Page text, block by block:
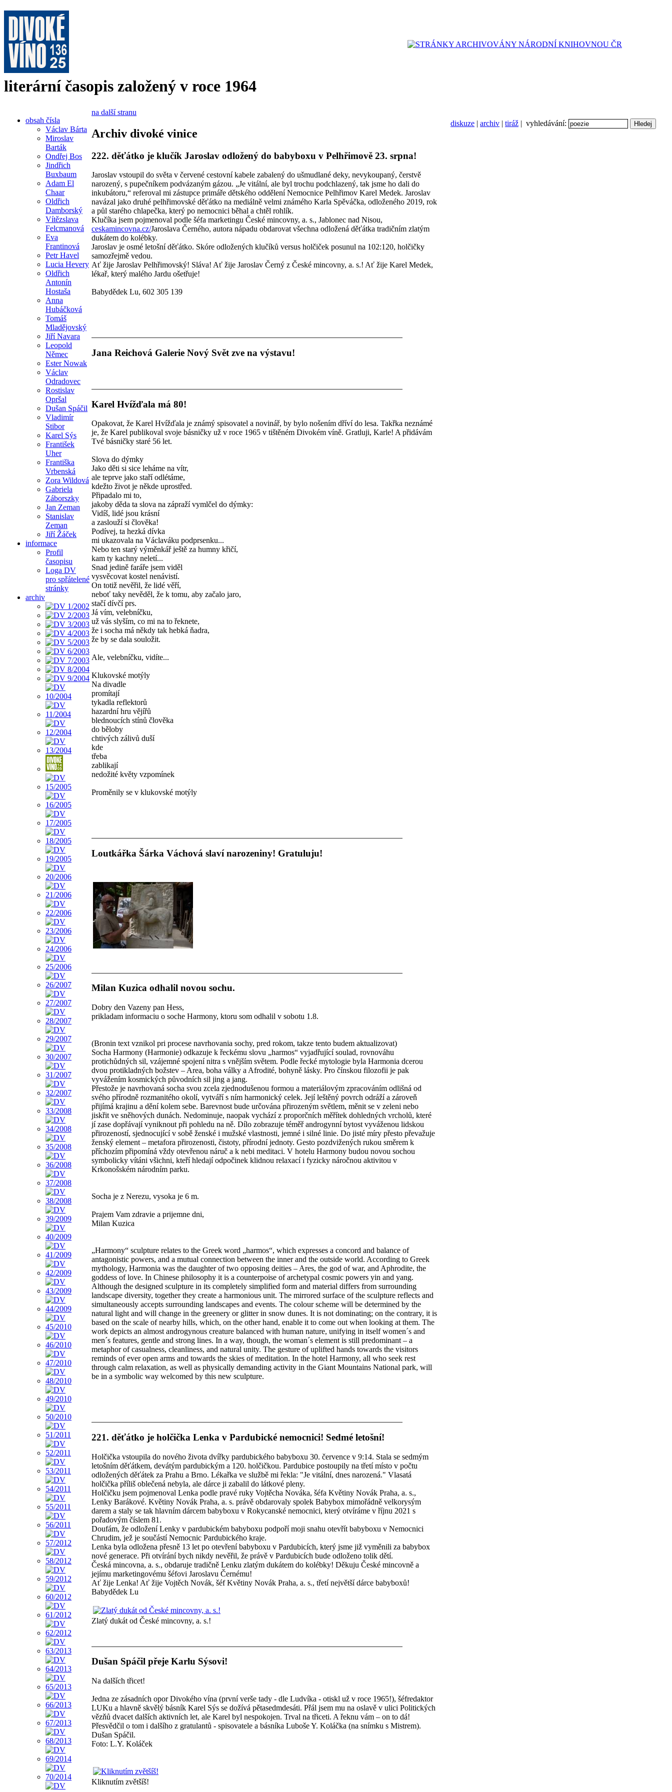
literární časopis založený v roce 1964
diskuze | archiv | tiráž | vyhledávání:
obsah čísla
Václav Bárta
Miroslav
Barták
Ondřej Bos
Jindřich
Buxbaum
Adam El
Chaar
Oldřich
Damborský
Vítězslava
Felcmanová
Eva
Frantinová
Petr Havel
Lucia Hevery
Oldřich
Antonín
Hostaša
Anna
Hubáčková
Tomáš
Mladějovský
Jiří Navara
Leopold
Němec
Ester Nowak
Václav
Odradovec
Rostislav
Opršal
Dušan Spáčil
Vladimír
Stibor
Karel Sýs
František
Uher
Františka
Vrbenská
Zora Wildová
Gabriela
Záborszky
Jan Zeman
Stanislav
Zeman
Jiří Žáček
informace
Profil
časopisu
Loga DV
pro spřátelené
stránky
archiv
na další stranu
Archiv divoké vinice
222. děťátko je klučík Jaroslav odložený do babyboxu v Pelhřimově 23. srpna!
Jaroslav vstoupil do světa v červené cestovní kabele zabalený do ušmudlané deky, nevykoupaný, čerstvě
narozený, s pupečníkem podvázaným gázou. „Je vitální, ale byl trochu podchlazený, tak jsme ho dali do
inkubátoru,“ referoval mi zástupce primáře dětského oddělení Nemocnice Pelhřimov Karel Medek. Jaroslav
navázal jako druhé pelhřimovské děťátko na mediálně velmi známého Karla Spěváčka, odloženého 2019, rok
a půl starého chlapečka, který po nemocnici běhal a chtěl rohlík.
Klučíka jsem pojmenoval podle šéfa marketingu České mincovny, a. s., Jablonec nad Nisou,
ceskamincovna.cz/Jaroslava Černého, autora nápadu obdarovat všechna odložená děťátka tradičním zlatým
dukátem do kolébky.
Jaroslav je osmé letošní děťátko. Skóre odložených klučíků versus holčiček posunul na 102:120, holčičky
samozřejmě vedou.
Ať žije Jaroslav Pelhřimovský! Sláva! Ať žije Jaroslav Černý z České mincovny, a. s.! Ať žije Karel Medek,
lékař, který malého Jardu ošetřuje!
Babydědek Lu, 602 305 139
Jana Reichová Galerie Nový Svět zve na výstavu!
Karel Hvížďala má 80!
Opakovat, že Karel Hvížďala je známý spisovatel a novinář, by bylo nošením dříví do lesa. Takřka neznámé
je, že Karel publikoval svoje básničky už v roce 1965 v tištěném Divokém víně. Gratluji, Karle! A přidávám
Tvé básničky staré 56 let.
Slova do dýmky
Jako děti si sice leháme na vítr,
ale teprve jako staří odlétáme,
kdežto život je někde uprostřed.
Připadalo mi to,
jakoby děda ta slova na zápraží vymlčel do dýmky:
Vidíš, lidé jsou krásní
a zaslouží si člověka!
Podívej, ta hezká dívka
mi ukazovala na Václaváku podprsenku...
Nebo ten starý výměnkář ještě za humny křičí,
kam ty kachny neletí...
Snad jedině faráře jsem viděl
vysvěcovat kostel nenávistí.
On totiž nevěřil, že lidé věří,
neboť taky nevěděl, že k tomu, aby začalo jaro,
stačí dívčí prs.
Já vím, velebníčku,
už vás slyším, co mi na to řeknete,
že i socha má někdy tak hebká ňadra,
že by se dala souložit.
Ale, velebníčku, vidíte...
Klukovské motýly
Na divadle
promítají
tykadla reflektorů
hazardní hru vějířů
blednoucích stínů člověka
do běloby
chtivých zálivů duší
kde
třeba
zablikají
nedožité květy vzpomínek
Proměnily se v klukovské motýly
Loutkářka Šárka Váchová slaví narozeniny! Gratuluju!
Milan Kuzica odhalil novou sochu.
Dobry den Vazeny pan Hess,
prikladam informaciu o soche Harmony, ktoru som odhalil v sobotu 1.8.
(Bronin text vznikol pri procese navrhovania sochy, pred rokom, takze tento budem aktualizovat)
Socha Harmony (Harmonie) odkazuje k řeckému slovu „harmos“ vyjadřující soulad, rovnováhu
protichůdných sil, vzájemné spojení nitra s vnějším světem. Podle řecké mytologie byla Harmonia dcerou
dvou protikladných božstev – Area, boha války a Afrodité, bohyně lásky. Pro čínskou filozofii je pak
vyvážením kosmických původních sil jing a jang.
Přestože je navrhovaná socha svou zcela zjednodušenou formou a materiálovým zpracováním odlišná od
svého přírodně rozmanitého okolí, vytváří s ním harmonický celek. Její leštěný povrch odráží a zároveň
přijímá krajinu a dění kolem sebe. Barevnost bude určována přirozeným světlem, měnit se v zeleni nebo
jiskřit ve sněhových dunách. Nedominuje, naopak vychází z proporčních měřítek dohledných vrcholů, které
jí zase dopřávají vyniknout při pohledu na ně. Dílo zobrazuje téměř androgynní bytost vyváženou lidskou
přirozeností, sjednocující v sobě ženské i mužské vlastnosti, jemné i silné linie. Do jisté míry přesto převažuje
ženský element – metafora přirozenosti, čistoty, přírodní jednoty. Gesto pozdvižených rukou směrem k
příchozím připomíná vždy otevřenou náruč a k nebi meditaci. V hotelu Harmony budou novou sochou
symbolicky vítáni všichni, kteří hledají odpočinek klidnou relaxací i fyzicky náročnou aktivitou v
Krkonošském národním parku.
Socha je z Nerezu, vysoka je 6 m.
Prajem Vam zdravie a prijemne dni,
Milan Kuzica
„Harmony“ sculpture relates to the Greek word „harmos“, which expresses a concord and balance of
antagonistic powers, and a mutual connection between the inner and the outside world. According to Greek
mythology, Harmonia was the daughter of two opposing deities – Ares, the god of war, and Aphrodite, the
goddess of love. In Chinese philosophy it is a counterpoise of archetypal cosmic powers yin and yang.
Although the designed sculpture in its completely simplified form and material differs from surrounding
landscape diversity, together they create a harmonious unit. The mirrored surface of the sculpture reflects and
simultaneously accepts surrounding landscapes and events. The colour scheme will be determined by the
natural light and will change in the greenery or glitter in snow dunes. It is not dominating; on the contrary, it is
based on the scale of nearby hills, which, on the other hand, enable it to come out when looking at them. The
work depicts an almost androgynous creature balanced with human nature, unifying in itself women´s and
men´s features, gentle and strong lines. In a way, though, the woman´s element is still predominant – a
metaphor of casualness, cleanliness, and natural unity. The gesture of uplifted hands towards the visitors
reminds of ever open arms and towards the skies of meditation. In the hotel Harmony, all who seek rest
through calm relaxation, as well as physically demanding activity in the Giant Mountains National park, will
be in a symbolic way welcomed by this new sculpture.
221. děťátko je holčička Lenka v Pardubické nemocnici! Sedmé letošní!
Holčička vstoupila do nového života dvířky pardubického babyboxu 30. července v 9:14. Stala se sedmým
letošním děťátkem, devátým pardubickým a 120. holčičkou. Pardubice postoupily na třetí místo v počtu
odložených děťátek za Prahu a Brno. Lékařka ve službě mi řekla: "Je vitální, dnes narozená." Vlasatá
holčička příliš oblečená nebyla, ale dárce ji zabalil do látkové pleny.
Holčičku jsem pojmenoval Lenka podle pravé ruky Vojtěcha Nováka, šéfa Květiny Novák Praha, a. s.,
Lenky Barákové. Květiny Novák Praha, a. s. právě obdarovaly spolek Babybox mimořádně velkorysým
darem a staly se tak hlavním dárcem babyboxu v Rokycanské nemocnici, který otvíráme v říjnu 2021 s
pořadovým číslem 81.
Doufám, že odložení Lenky v pardubickém babyboxu podpoří moji snahu otevřít babyboxu v Nemocnici
Chrudim, jež je součástí Nemocnic Pardubického kraje.
Lenka byla odložena přesně 13 let po otevření babyboxu v Pardubicích, který jsme již vyměnili za babybox
nové generace. Při otvírání bych nikdy nevěřil, že právě v Pardubicích bude odloženo tolik dětí.
Česká mincovna, a. s., obdaruje tradičně Lenku zlatým dukátem do kolébky! Děkuju České mincovně a
jejímu marketingovému šéfovi Jaroslavu Černému!
Ať žije Lenka! Ať žije Vojtěch Novák, šéf Květiny Novák Praha, a. s., třetí největší dárce babyboxů!
Babydědek Lu
Zlatý dukát od České mincovny, a. s.!
Dušan Spáčil přeje Karlu Sýsovi!
Na dalších třicet!
Jedna ze zásadních opor Divokého vína (první verše tady - dle Ludvíka - otiskl už v roce 1965!), šéfredaktor
LUKu a hlavně skvělý básník Karel Sýs se dožívá pětasedmdesáti. Přál jsem mu na oslavě v ulici Politických
vězňů dvacet dalších aktivních let, ale Karel byl nespokojen. Trval na třiceti. A řeknu vám – on to dá!
Přesvědčil o tom i dalšího z gratulantů - spisovatele a básníka Luboše Y. Koláčka (na snímku s Mistrem).
Dušan Spáčil.
Foto: L.Y. Koláček
Kliknutím zvětšíš!